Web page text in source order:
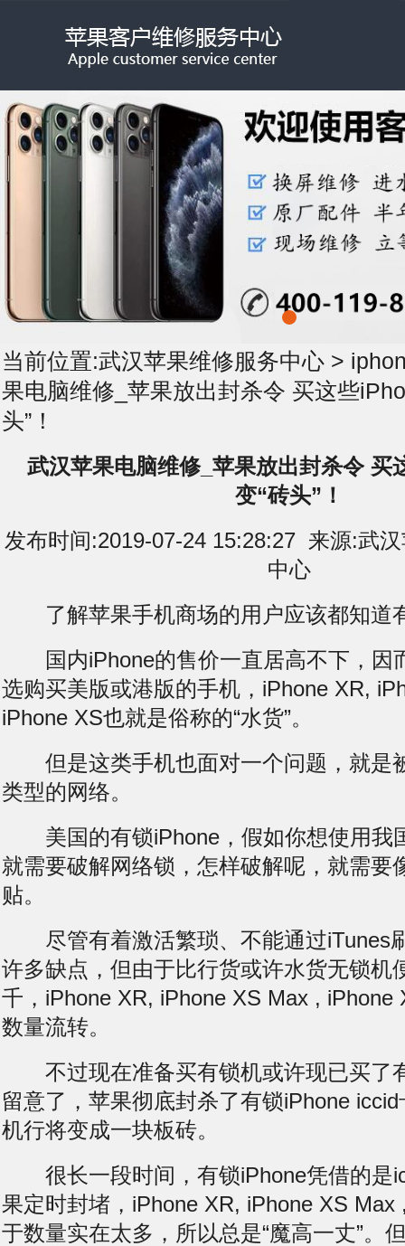
当前位置:武汉苹果维修服务中心 >
果电脑维修_苹果放出封杀令 买这些
头”！
武汉苹果电脑维修_苹果放出封杀令 买
变“砖头”！
发布时间:2019-07-24 15:28:27 来源:武
中心
了解苹果手机商场的用户应该都知道
国内iPhone的售价一直居高不下，因
选购买美版或港版的手机，iPhone XR,
iPhone XS也就是俗称的“水货”。
但是这类手机也面对一个问题，就是
类型的网络。
美国的有锁iPhone，假如你想使用我
就需要破解网络锁，怎样破解呢，就需要
贴。
尽管有着激活繁琐、不能通过iTunes
许多缺点，但由于比行货或许水货无锁机
千，iPhone XR, iPhone XS Max , iPhone
数量流转。
不过现在准备买有锁机或许现已买了
留意了，苹果彻底封杀了有锁iPhone
机行将变成一块板砖。
很长一段时间，有锁iPhone凭借的是
果定时封堵，iPhone XR, iPhone XS Max
于数量实在太多，所以总是“魔高一丈”。